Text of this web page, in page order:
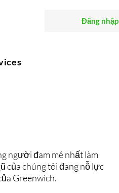
Đăng nhập
người đam mê nhất làm
của chúng tôi đang nỗ lực
Greenwich.